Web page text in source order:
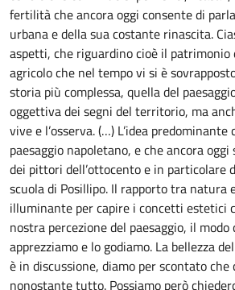
fertilità che ancora oggi consente di
urbana e della sua costante rinascita.
aspetti, che riguardino cioè il patrimonio
agricolo che nel tempo vi si è
storia più complessa, quella del
oggettiva dei segni del territorio, ma
vive e l’osserva. (…) L’idea predominante
paesaggio napoletano, e che ancora
dei pittori dell’ottocento e in particolare
scuola di Posillipo. Il rapporto tra natura
illuminante per capire i concetti estetici
nostra percezione del paesaggio, il modo
apprezziamo e lo godiamo. La bellezza
è in discussione, diamo per scontato che
nonostante tutto. Possiamo però